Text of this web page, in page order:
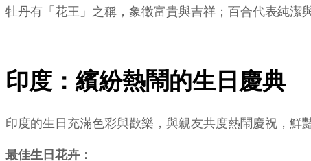
牡丹有「花王」之稱，象徵富貴與吉祥；百合代表純潔
印度：繽紛熱鬧的生日慶典
印度的生日充滿色彩與歡樂，與親友共度熱鬧慶祝，鮮
最佳生日花卉：